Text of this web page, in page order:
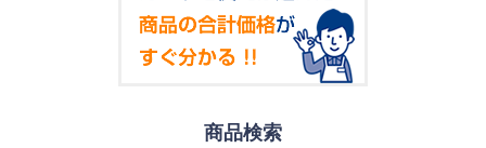
商品検索